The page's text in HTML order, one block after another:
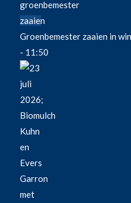
Groenbemester zaaien in
- 11:50